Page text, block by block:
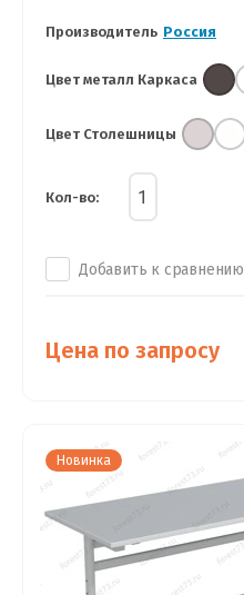
Производитель Россия
Цвет металл Каркаса
Цвет Столешницы
Кол-во:
Добавить к сравнению
Цена по запросу
Новинка